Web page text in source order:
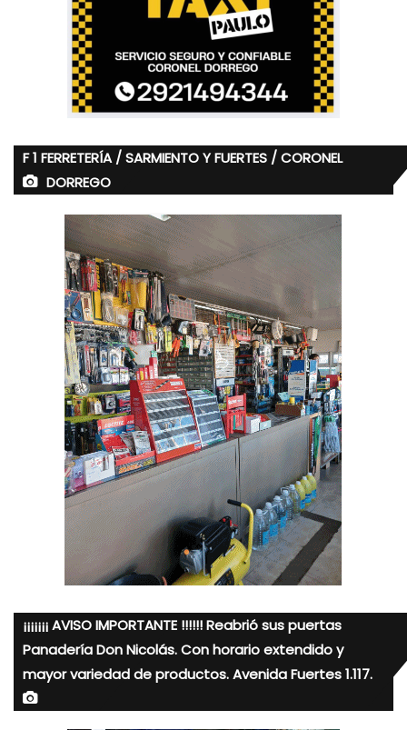
F 1 FERRETERÍA / SARMIENTO Y FUERTES / CORONEL
DORREGO
¡¡¡¡¡¡¡ AVISO IMPORTANTE !!!!!! Reabrió sus puertas
Panadería Don Nicolás. Con horario extendido y
mayor variedad de productos. Avenida Fuertes 1.117.